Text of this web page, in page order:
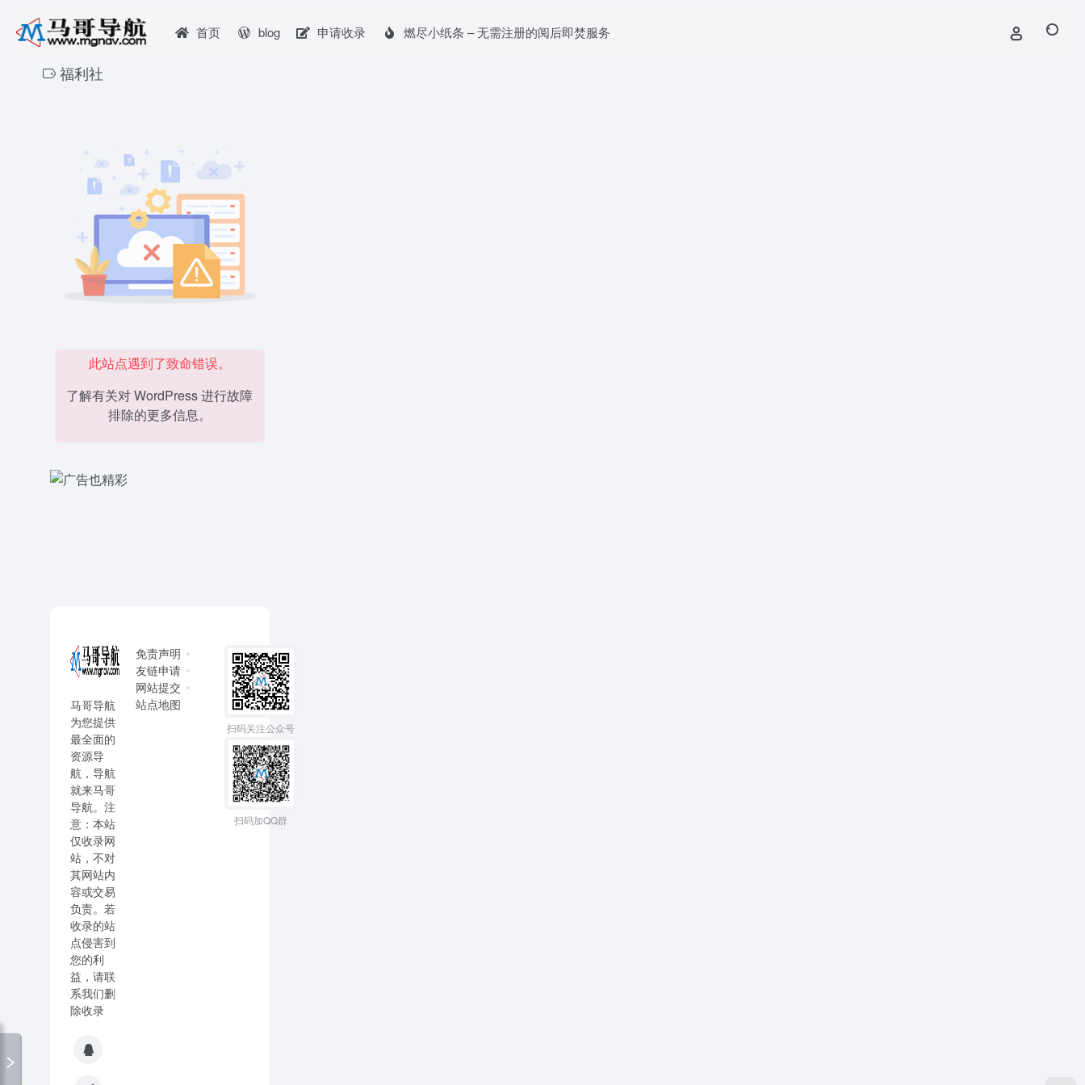
首页 blog 申请收录 燃尽小纸条 – 无需注册的阅后即焚服务
福利社
此站点遇到了致命错误。
了解有关对 WordPress 进行故障
排除的更多信息。
马哥导航
为您提供
最全面的
资源导
航，导航
就来马哥
导航。注
意：本站
仅收录网
站，不对
其网站内
容或交易
负责。若
收录的站
点侵害到
您的利
益，请联
系我们删
除收录
免责声明
友链申请
网站提交
站点地图
扫码关注公众号
扫码加QQ群